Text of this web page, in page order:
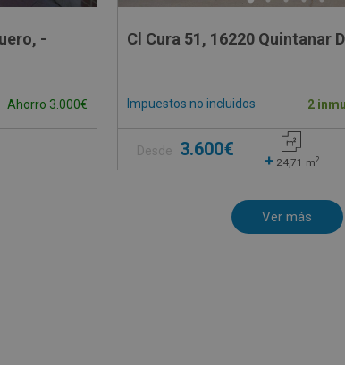
-
Ahorro 3.000€
Cl Cura 51, 16220 Quintanar
Impuestos no incluidos 2
Desde 3.600€
+ 24,71 m2